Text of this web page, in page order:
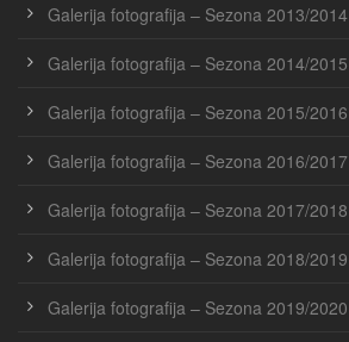
Galerija fotografija – Sezona 2013/2014
Galerija fotografija – Sezona 2014/2015
Galerija fotografija – Sezona 2015/2016
Galerija fotografija – Sezona 2016/2017
Galerija fotografija – Sezona 2017/2018
Galerija fotografija – Sezona 2018/2019
Galerija fotografija – Sezona 2019/2020